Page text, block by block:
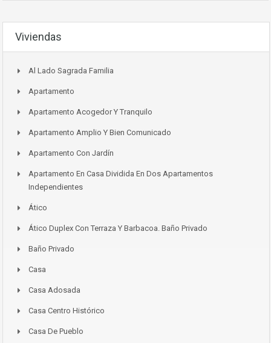
Viviendas
Al Lado Sagrada Familia
Apartamento
Apartamento Acogedor Y Tranquilo
Apartamento Amplio Y Bien Comunicado
Apartamento Con Jardín
Apartamento En Casa Dividida En Dos Apartamentos
Independientes
Ático
Ático Duplex Con Terraza Y Barbacoa. Baño Privado
Baño Privado
Casa
Casa Adosada
Casa Centro Histórico
Casa De Pueblo